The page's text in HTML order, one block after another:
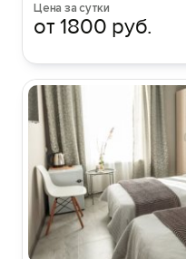
Цена за сутки
от 1800 руб.